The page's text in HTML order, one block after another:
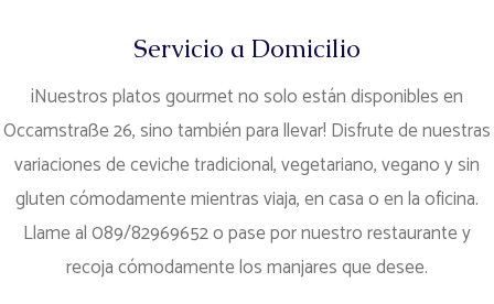
Servicio a Domicilio
¡Nuestros platos gourmet no solo están disponibles en
Occamstraße 26, sino también para llevar! Disfrute de nuestras
variaciones de ceviche tradicional, vegetariano, vegano y sin
gluten cómodamente mientras viaja, en casa o en la oficina.
Llame al 089/82969652 o pase por nuestro restaurante y
recoja cómodamente los manjares que desee.